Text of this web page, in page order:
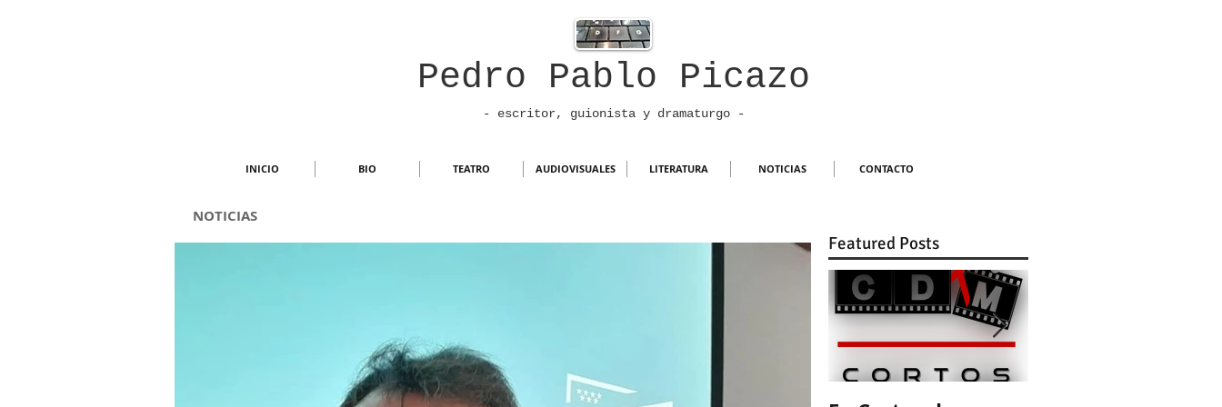
Pedro Pablo Picazo
- escritor, guionista y dramaturgo -
INICIO BIO TEATRO AUDIOVISUALES LITERATURA NOTICIAS CONTACTO
NOTICIAS
Featured Posts